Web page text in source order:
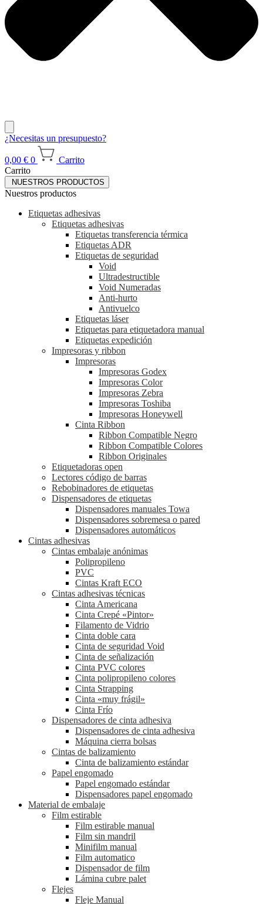
¿Necesitas un presupuesto?
0,00 € 0
Carrito
Carrito
NUESTROS PRODUCTOS
Nuestros productos
Etiquetas adhesivas
Etiquetas adhesivas
Etiquetas transferencia térmica
Etiquetas ADR
Etiquetas de seguridad
Void
Ultradestructible
Void Numeradas
Anti-hurto
Antivuelco
Etiquetas láser
Etiquetas para etiquetadora manual
Etiquetas expedición
Impresoras y ribbon
Impresoras
Impresoras Godex
Impresoras Color
Impresoras Zebra
Impresoras Toshiba
Impresoras Honeywell
Cinta Ribbon
Ribbon Compatible Negro
Ribbon Compatible Colores
Ribbon Originales
Etiquetadoras open
Lectores código de barras
Rebobinadores de etiquetas
Dispensadores de etiquetas
Dispensadores manuales Towa
Dispensadores sobremesa o pared
Dispensadores automáticos
Cintas adhesivas
Cintas embalaje anónimas
Polipropileno
PVC
Cintas Kraft ECO
Cintas adhesivas técnicas
Cinta Americana
Cinta Crepé «Pintor»
Filamento de Vidrio
Cinta doble cara
Cinta de seguridad Void
Cinta de señalización
Cinta PVC colores
Cinta polipropileno colores
Cinta Strapping
Cinta «muy frágil»
Cinta Frío
Dispensadores de cinta adhesiva
Dispensadores de cinta adhesiva
Máquina cierra bolsas
Cintas de balizamiento
Cinta de balizamiento estándar
Papel engomado
Papel engomado estándar
Dispensadores papel engomado
Material de embalaje
Film estirable
Film estirable manual
Film sin mandril
Minifilm manual
Film automatico
Dispensador de film
Lámina cubre palet
Flejes
Fleje Manual